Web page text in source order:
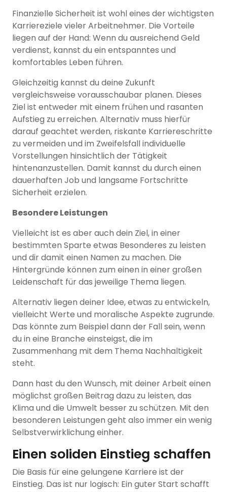
Finanzielle Sicherheit ist wohl eines der wichtigsten
Karriereziele vieler Arbeitnehmer. Die Vorteile
liegen auf der Hand: Wenn du ausreichend Geld
verdienst, kannst du ein entspanntes und
komfortables Leben führen.
Gleichzeitig kannst du deine Zukunft
vergleichsweise vorausschaubar planen. Dieses
Ziel ist entweder mit einem frühen und rasanten
Aufstieg zu erreichen. Alternativ muss hierfür
darauf geachtet werden, riskante Karriereschritte
zu vermeiden und im Zweifelsfall individuelle
Vorstellungen hinsichtlich der Tätigkeit
hintenanzustellen. Damit kannst du durch einen
dauerhaften Job und langsame Fortschritte
Sicherheit erzielen.
Besondere Leistungen
Vielleicht ist es aber auch dein Ziel, in einer
bestimmten Sparte etwas Besonderes zu leisten
und dir damit einen Namen zu machen. Die
Hintergründe können zum einen in einer großen
Leidenschaft für das jeweilige Thema liegen.
Alternativ liegen deiner Idee, etwas zu entwickeln,
vielleicht Werte und moralische Aspekte zugrunde.
Das könnte zum Beispiel dann der Fall sein, wenn
du in eine Branche einsteigst, die im
Zusammenhang mit dem Thema Nachhaltigkeit
steht.
Dann hast du den Wunsch, mit deiner Arbeit einen
möglichst großen Beitrag dazu zu leisten, das
Klima und die Umwelt besser zu schützen. Mit den
besonderen Leistungen geht also immer ein wenig
Selbstverwirklichung einher.
Einen soliden Einstieg schaffen
Die Basis für eine gelungene Karriere ist der
Einstieg. Das ist nur logisch: Ein guter Start schafft